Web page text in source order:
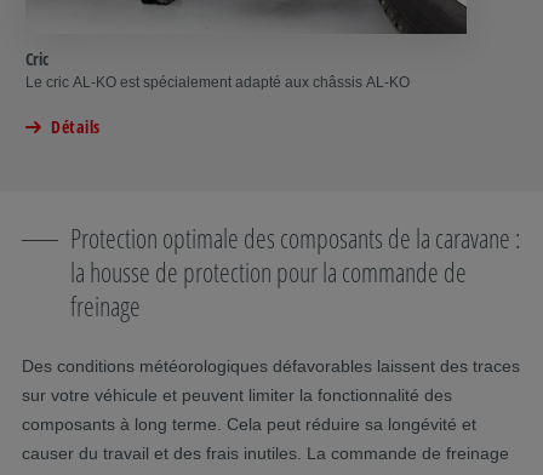
Cric
Le cric AL-KO est spécialement adapté aux châssis AL-KO
Détails
Protection optimale des composants de la caravane :
la housse de protection pour la commande de
freinage
Des conditions météorologiques défavorables laissent des traces
sur votre véhicule et peuvent limiter la fonctionnalité des
composants à long terme. Cela peut réduire sa longévité et
causer du travail et des frais inutiles. La commande de freinage